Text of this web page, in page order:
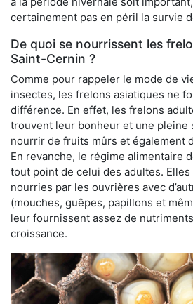
certainement pas en péril la survie
De quoi se nourrissent les
Saint-Cernin ?
Comme pour rappeler le mode de
insectes, les frelons asiatiques ne
différence. En effet, les frelons
trouvent leur bonheur et une pleine
nourrir de fruits mûrs et également
En revanche, le régime alimentaire
tout point de celui des adultes.
nourries par les ouvrières avec
(mouches, guêpes, papillons et
leur fournissent assez de
croissance.